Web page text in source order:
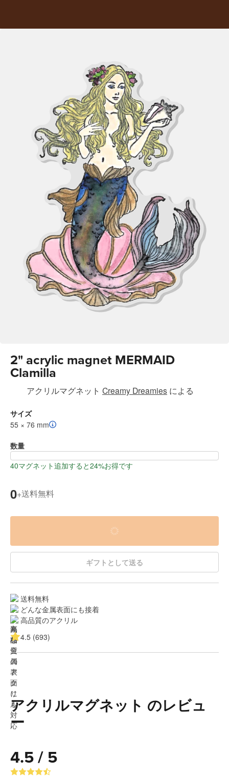
2" acrylic magnet MERMAID
Clamilla
アクリルマグネット Creamy Dreamies による
サイズ
55 × 76 mm
数量
40マグネット追加すると24%お得です
0+送料無料
ギフトとして送る
送料無料
どんな金属表面にも接着
高品質のアクリル
4.5 (693)
アクリルマグネット のレビュ
ー
4.5 / 5